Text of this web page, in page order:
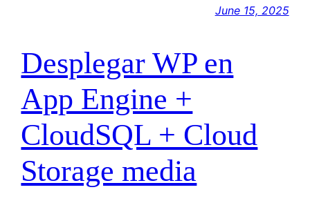
June 15, 2025
Desplegar WP en
App Engine +
CloudSQL + Cloud
Storage media